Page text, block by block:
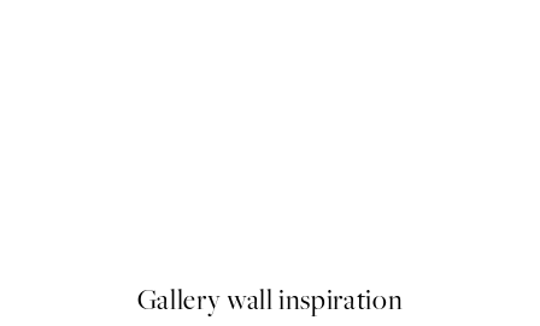
Gallery wall inspiration